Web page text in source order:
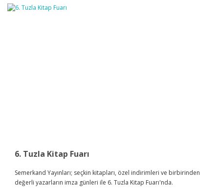
6. Tuzla Kitap Fuarı
Semerkand Yayınları; seçkin kitapları, özel indirimleri ve birbirinden
değerli yazarların imza günleri ile 6. Tuzla Kitap Fuarı'nda.